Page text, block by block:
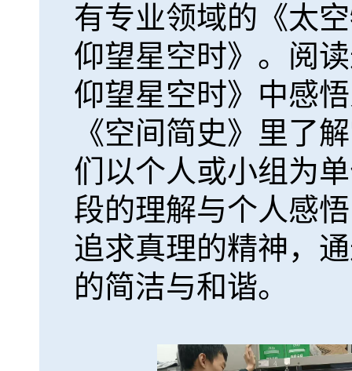
有专业领域的《太
仰望星空时》。阅
仰望星空时》中感
《空间简史》里了
们以个人或小组为
段的理解与个人感
追求真理的精神，
的简洁与和谐。